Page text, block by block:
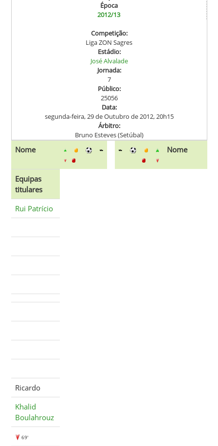
Época
2012/13
Competição:
Liga ZON Sagres
Estádio:
José Alvalade
Jornada:
7
Público:
25056
Data:
segunda-feira, 29 de Outubro de 2012, 20h15
Árbitro:
Bruno Esteves (Setúbal)
Nome Nome
Equipas
titulares
Rui Patrício
Ricardo
Khalid
Boulahrouz
69'